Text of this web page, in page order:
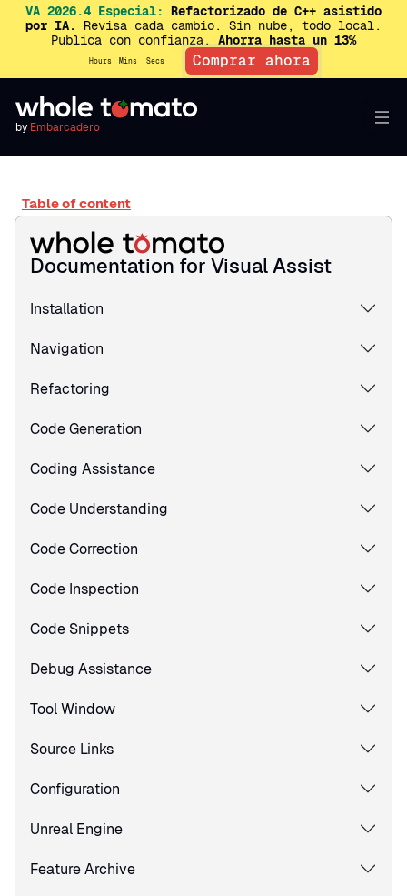
VA 2026.4 Especial: Refactorizado de C++ asistido
por IA.
Revisa cada cambio. Sin nube, todo local.
Publica con confianza. Ahorra hasta un 13%
Hours Mins Secs Comprar ahora
by Embarcadero
Table of content
Documentation for Visual Assist
Installation
Navigation
Refactoring
Code Generation
Coding Assistance
Code Understanding
Code Correction
Code Inspection
Code Snippets
Debug Assistance
Tool Window
Source Links
Configuration
Unreal Engine
Feature Archive